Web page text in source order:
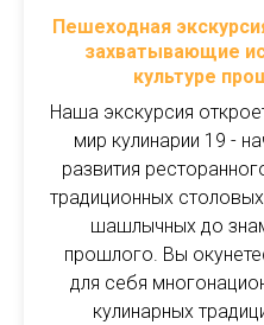
Пешеходная
захватывающие
культуре
Наша экскурсия
мир кулинарии 19 -
развития
традиционных
шашлычных до
прошлого. Вы
для себя
кулинарных